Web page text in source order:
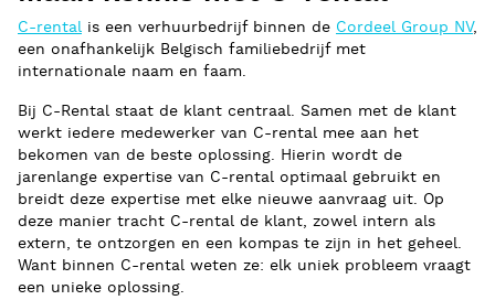
C-rental is een verhuurbedrijf binnen de Cordeel Group NV,
een onafhankelijk Belgisch familiebedrijf met
internationale naam en faam.
Bij C-Rental staat de klant centraal. Samen met de klant
werkt iedere medewerker van C-rental mee aan het
bekomen van de beste oplossing. Hierin wordt de
jarenlange expertise van C-rental optimaal gebruikt en
breidt deze expertise met elke nieuwe aanvraag uit. Op
deze manier tracht C-rental de klant, zowel intern als
extern, te ontzorgen en een kompas te zijn in het geheel.
Want binnen C-rental weten ze: elk uniek probleem vraagt
een unieke oplossing.